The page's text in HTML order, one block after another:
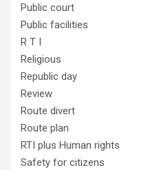
Public court
Public facilities
R T I
Religious
Republic day
Review
Route divert
Route plan
RTI plus Human rights
Safety for citizens